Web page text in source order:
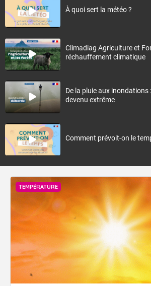
À quoi sert la météo ?
Climadiag Agriculture et
réchauffement climatique
De la pluie aux inondations
devenu extrême
Comment prévoit-on le
TEMPÉRATURE